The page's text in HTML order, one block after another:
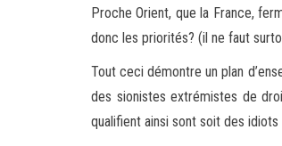
Proche Orient, que la France,
donc les priorités? (il ne faut
Tout ceci démontre un plan
des sionistes extrémistes de
qualifient ainsi sont soit des